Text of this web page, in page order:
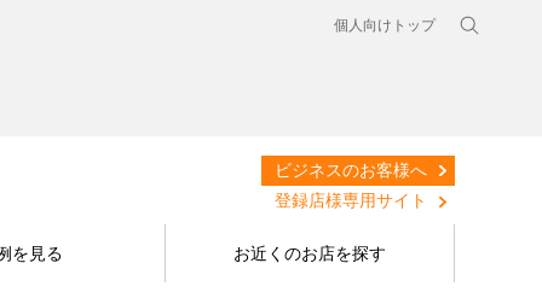
個人向けトップ
ビジネスのお客様へ
登録店様専用サイト
を見る お近くのお店を探す